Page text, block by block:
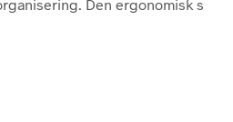
Den ergonomisk s